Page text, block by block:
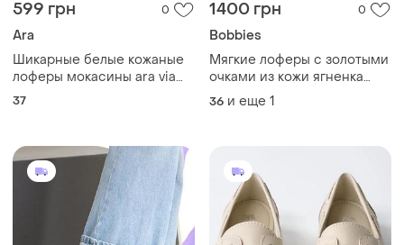
599 грн 0
Ara
Шикарные белые кожаные
лоферы мокасины ara via
milano оригинал размер 37
37
1400 грн 0
Bobbies
Мягкие лоферы с золотыми
очками из кожи ягненка
bobbies 36/36,5р
36 и еще 1